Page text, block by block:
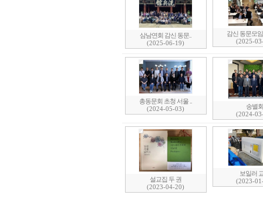
삼남연회 감신 동문..
(2025-06-19)
감신 동문모
(2025-
총동문회 초청 서울 ..
(2024-05-03)
송별
(2024-
설교집 두 권
(2023-04-20)
보일러
(2023-